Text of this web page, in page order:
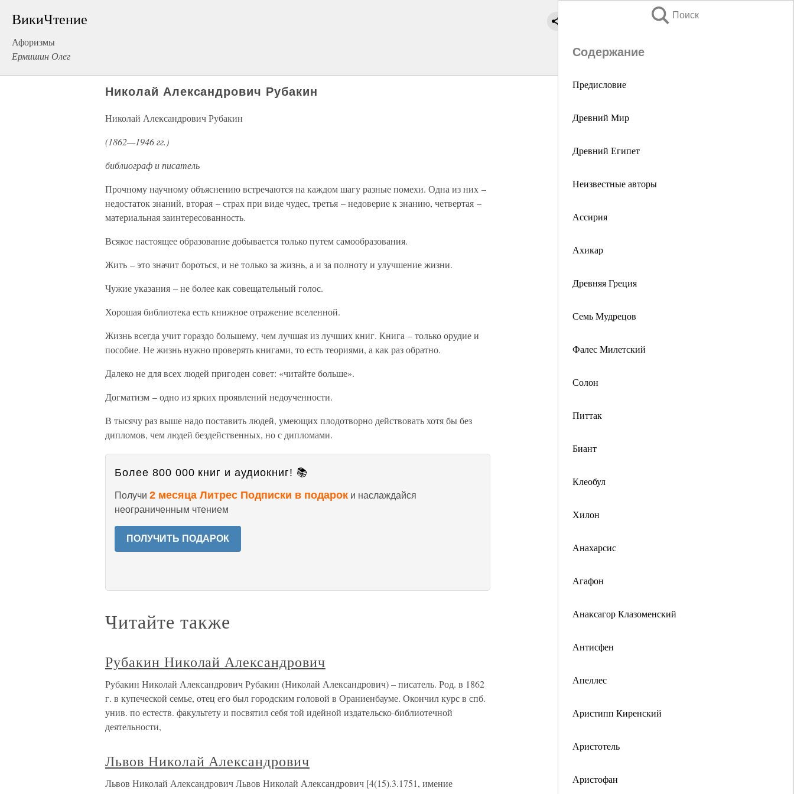
ВикиЧтение
Афоризмы
Ермишин Олег
Поиск
Содержание
Предисловие
Древний Мир
Древний Египет
Неизвестные авторы
Ассирия
Ахикар
Древняя Греция
Семь Мудрецов
Фалес Милетский
Солон
Питтак
Биант
Клеобул
Хилон
Анахарсис
Агафон
Анаксагор Клазоменский
Антисфен
Апеллес
Аристипп Киренский
Аристотель
Аристофан
Николай Александрович Рубакин
Николай Александрович Рубакин
(1862—1946 гг.)
библиограф и писатель
Прочному научному объяснению встречаются на каждом шагу разные помехи. Одна из них –
недостаток знаний, вторая – страх при виде чудес, третья – недоверие к знанию, четвертая –
материальная заинтересованность.
Всякое настоящее образование добывается только путем самообразования.
Жить – это значит бороться, и не только за жизнь, а и за полноту и улучшение жизни.
Чужие указания – не более как совещательный голос.
Хорошая библиотека есть книжное отражение вселенной.
Жизнь всегда учит гораздо большему, чем лучшая из лучших книг. Книга – только орудие и
пособие. Не жизнь нужно проверять книгами, то есть теориями, а как раз обратно.
Далеко не для всех людей пригоден совет: «читайте больше».
Догматизм – одно из ярких проявлений недоученности.
В тысячу раз выше надо поставить людей, умеющих плодотворно действовать хотя бы без
дипломов, чем людей бездейственных, но с дипломами.
Более 800 000 книг и аудиокниг! 📚
Получи 2 месяца Литрес Подписки в подарок и наслаждайся
неограниченным чтением
ПОЛУЧИТЬ ПОДАРОК
Читайте также
Рубакин Николай Александрович
Рубакин Николай Александрович Рубакин (Николай Александрович) – писатель. Род. в 1862
г. в купеческой семье, отец его был городским головой в Ораниенбауме. Окончил курс в спб.
унив. по естеств. факультету и посвятил себя той идейной издательско-библиотечной
деятельности,
Львов Николай Александрович
Львов Николай Александрович Львов Николай Александрович [4(15).3.1751, имение